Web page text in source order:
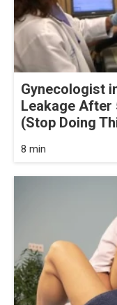
Gynecologist
Leakage After
(Stop Doing
8 min